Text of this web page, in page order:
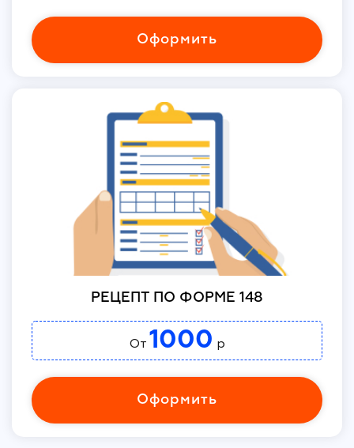
Оформить
РЕЦЕПТ ПО ФОРМЕ 148
От 1000 р
Оформить